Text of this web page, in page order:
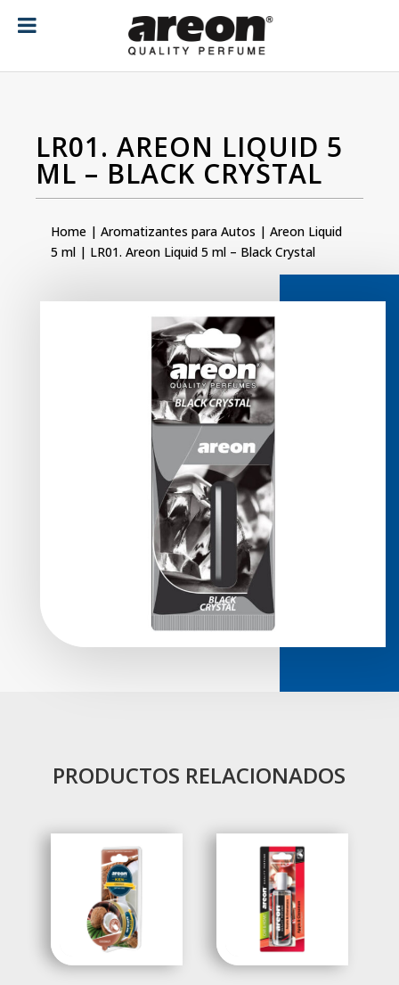
LR01. AREON LIQUID 5
ML – BLACK CRYSTAL
Home | Aromatizantes para Autos | Areon Liquid
5 ml | LR01. Areon Liquid 5 ml – Black Crystal
PRODUCTOS RELACIONADOS